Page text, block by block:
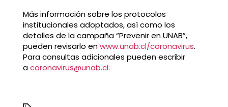
Más información sobre los protocolos
institucionales adoptados, así como los
detalles de la campaña “Prevenir en UNAB”,
pueden revisarlo enwww.unab.cl/coronavirus.
Para consultas adicionales pueden escribir
acoronavirus@unab.cl.